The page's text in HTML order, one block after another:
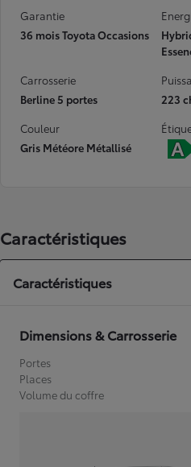
Garantie
36 mois Toyota Occasions
Carrosserie
Berline 5 portes
223
Couleur
Gris Météore Métallisé
Caractéristiques
Caractéristiques
Dimensions & Carrosserie
Portes
Places
Volume du coffre